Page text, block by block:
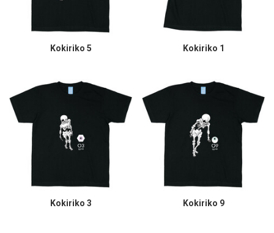
Kokiriko 5 Kokiriko 1
Kokiriko 3 Kokiriko 9